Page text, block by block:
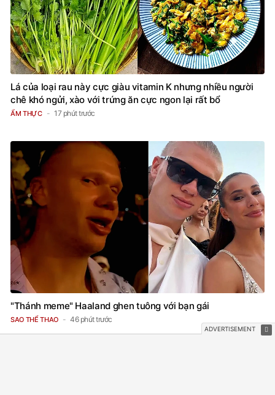
Lá của loại rau này cực giàu vitamin K nhưng nhiều người
chê khó ngửi, xào với trứng ăn cực ngon lại rất bổ
ẨM THỰC 17 phút trước
"Thánh meme" Haaland ghen tuông với bạn gái
SAO THỂ THAO 46 phút trước